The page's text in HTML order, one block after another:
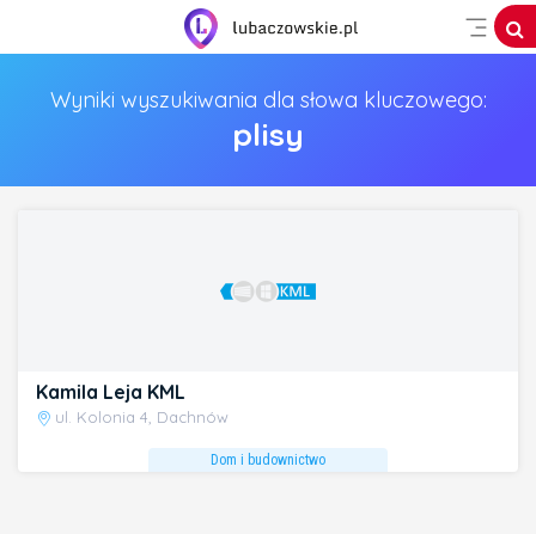
Wyniki wyszukiwania dla słowa kluczowego:
plisy
Kamila Leja KML
ul. Kolonia 4, Dachnów
Dom i budownictwo